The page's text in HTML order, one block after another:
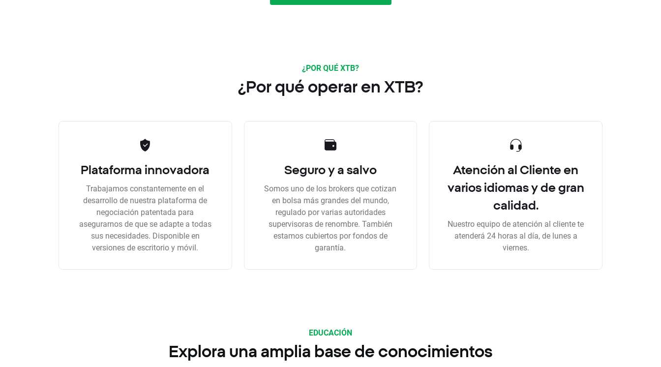
¿POR QUÉ XTB?
¿Por qué operar en XTB?
Plataforma innovadora
Trabajamos constantemente en el
desarrollo de nuestra plataforma de
negociación patentada para
asegurarnos de que se adapte a todas
sus necesidades. Disponible en
versiones de escritorio y móvil.
Seguro y a salvo
Somos uno de los brokers que cotizan
en bolsa más grandes del mundo,
regulado por varias autoridades
supervisoras de renombre. También
estamos cubiertos por fondos de
garantía.
Atención al Cliente en
varios idiomas y de gran
calidad.
Nuestro equipo de atención al cliente te
atenderá 24 horas al día, de lunes a
viernes.
EDUCACIÓN
Explora una amplia base de conocimientos